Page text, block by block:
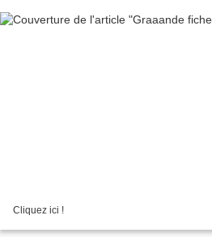
Cliquez ici !